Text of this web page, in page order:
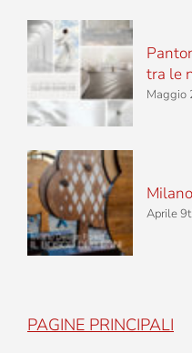
tra le
Maggio
Aprile
PAGINE PRINCIPALI